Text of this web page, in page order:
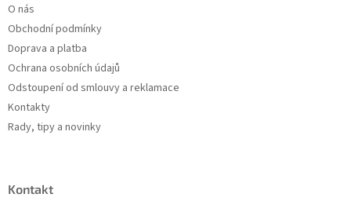
O nás
Obchodní podmínky
Doprava a platba
Ochrana osobních údajů
Odstoupení od smlouvy a reklamace
Kontakty
Rady, tipy a novinky
Kontakt